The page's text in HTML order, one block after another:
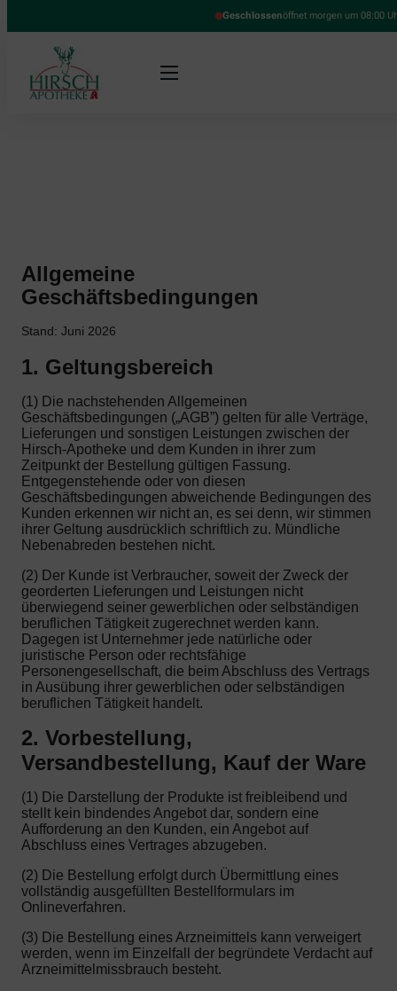
Geschlossenöffnet morgen um 08:00
Allgemeine
Geschäftsbedingungen
Stand: Juni 2026
1. Geltungsbereich
(1) Die nachstehenden Allgemeinen
Geschäftsbedingungen („AGB”) gelten für alle Verträge,
Lieferungen und sonstigen Leistungen zwischen der
Hirsch-Apotheke und dem Kunden in ihrer zum
Zeitpunkt der Bestellung gültigen Fassung.
Entgegenstehende oder von diesen
Geschäftsbedingungen abweichende Bedingungen des
Kunden erkennen wir nicht an, es sei denn, wir stimmen
ihrer Geltung ausdrücklich schriftlich zu. Mündliche
Nebenabreden bestehen nicht.
(2) Der Kunde ist Verbraucher, soweit der Zweck der
georderten Lieferungen und Leistungen nicht
überwiegend seiner gewerblichen oder selbständigen
beruflichen Tätigkeit zugerechnet werden kann.
Dagegen ist Unternehmer jede natürliche oder
juristische Person oder rechtsfähige
Personengesellschaft, die beim Abschluss des Vertrags
in Ausübung ihrer gewerblichen oder selbständigen
beruflichen Tätigkeit handelt.
2. Vorbestellung,
Versandbestellung, Kauf der Ware
(1) Die Darstellung der Produkte ist freibleibend und
stellt kein bindendes Angebot dar, sondern eine
Aufforderung an den Kunden, ein Angebot auf
Abschluss eines Vertrages abzugeben.
(2) Die Bestellung erfolgt durch Übermittlung eines
vollständig ausgefüllten Bestellformulars im
Onlineverfahren.
(3) Die Bestellung eines Arzneimittels kann verweigert
werden, wenn im Einzelfall der begründete Verdacht auf
Arzneimittelmissbrauch besteht.